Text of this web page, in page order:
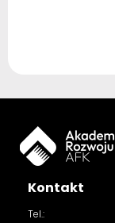
Kontakt
Tel.: